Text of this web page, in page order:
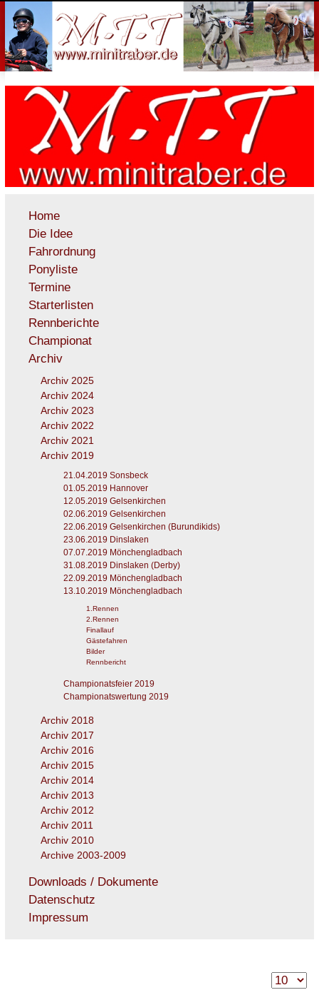
Home
Die Idee
Fahrordnung
Ponyliste
Termine
Starterlisten
Rennberichte
Championat
Archiv
Archiv 2025
Archiv 2024
Archiv 2023
Archiv 2022
Archiv 2021
Archiv 2019
21.04.2019 Sonsbeck
01.05.2019 Hannover
12.05.2019 Gelsenkirchen
02.06.2019 Gelsenkirchen
22.06.2019 Gelsenkirchen (Burundikids)
23.06.2019 Dinslaken
07.07.2019 Mönchengladbach
31.08.2019 Dinslaken (Derby)
22.09.2019 Mönchengladbach
13.10.2019 Mönchengladbach
1.Rennen
2.Rennen
Finallauf
Gästefahren
Bilder
Rennbericht
Championatsfeier 2019
Championatswertung 2019
Archiv 2018
Archiv 2017
Archiv 2016
Archiv 2015
Archiv 2014
Archiv 2013
Archiv 2012
Archiv 2011
Archiv 2010
Archive 2003-2009
Downloads / Dokumente
Datenschutz
Impressum